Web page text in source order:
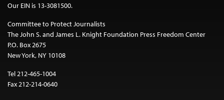
Our EIN is 13-3081500.
Committee to Protect Journalists
The John S. and James L. Knight Foundation Press Freedom Center
P.O. Box 2675
New York, NY 10108
Tel 212-465-1004
Fax 212-214-0640